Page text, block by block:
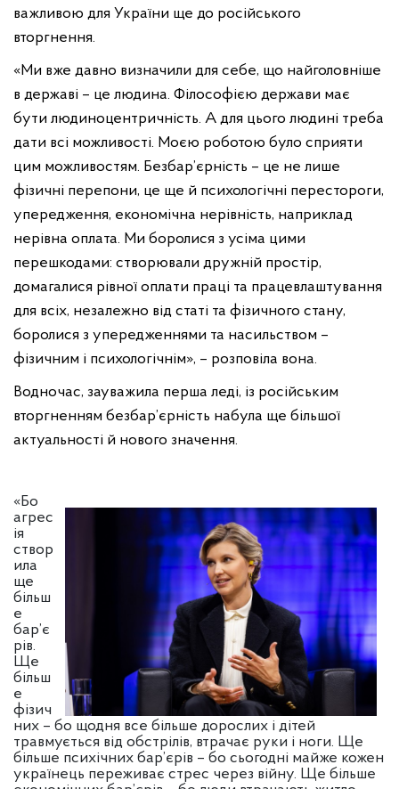
важливою для України ще до російського
вторгнення.
«Ми вже давно визначили для себе, що найголовніше
в державі – це людина. Філософією держави має
бути людиноцентричність. А для цього людині треба
дати всі можливості. Моєю роботою було сприяти
цим можливостям. Безбар’єрність – це не лише
фізичні перепони, це ще й психологічні перестороги,
упередження, економічна нерівність, наприклад
нерівна оплата. Ми боролися з усіма цими
перешкодами: створювали дружній простір,
домагалися рівної оплати праці та працевлаштування
для всіх, незалежно від статі та фізичного стану,
боролися з упередженнями та насильством –
фізичним і психологічнім», – розповіла вона.
Водночас, зауважила перша леді, із російським
вторгненням безбар’єрність набула ще більшої
актуальності й нового значення.
«Бо
агрес
ія
створ
ила
ще
більш
е
бар’є
рів.
Ще
більш
е
фізич
них – бо щодня все більше дорослих і дітей
травмується від обстрілів, втрачає руки і ноги. Ще
більше психічних бар’єрів – бо сьогодні майже кожен
українець переживає стрес через війну. Ще більше